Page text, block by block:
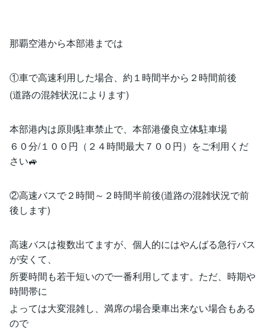
那覇空港から本部港までは
①車で高速利用した場合、約１時間半から２時間前後
(道路の混雑状況によります)
本部港内は原則駐車禁止で、本部港優良立体駐車場
６０分/１００円（２４時間最大７００円）をご利用くだ
さい🚙
②高速バスで２時間～２時間半前後(道路の混雑状況で前
後します)
高速バスは複数出てますが、個人的にはやんばる急行バス
が安くて、
所要時間も若干短いので一番利用してます。ただ、時期や
時間帯に
よっては大変混雑し、満席の場合乗車出来ない場合もある
ので